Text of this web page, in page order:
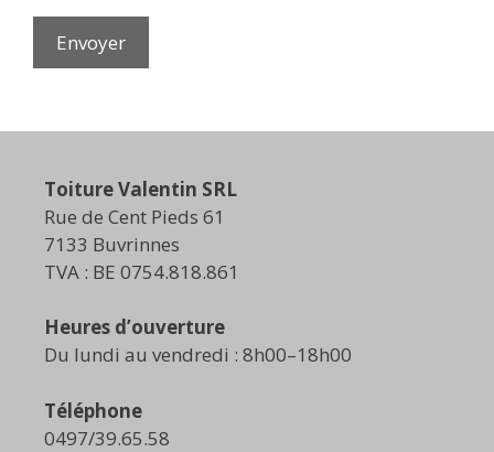
Toiture Valentin SRL
Rue de Cent Pieds 61
7133 Buvrinnes
TVA : BE 0754.818.861
Heures d’ouverture
Du lundi au vendredi : 8h00–18h00
Téléphone
0497/39.65.58